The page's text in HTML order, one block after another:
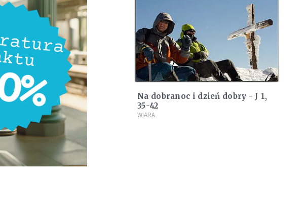
Na dobranoc i dzień dobry - J 1,
35-42
WIARA